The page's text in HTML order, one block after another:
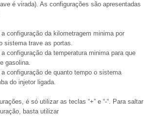
é virada). As configurações são apresentadas
configuração da kilometragem minima por
sistema trave as portas.
configuração da temperatura minima para que
gasolina.
configuração de quanto tempo o sistema
do injetor ligada.
é só utilizar as teclas “+” e “-“. Para saltar
basta utilizar